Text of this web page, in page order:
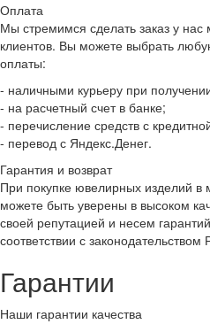
Оплата
Мы стремимся сделать заказ у
клиентов. Вы можете выбрать
оплаты:
- наличными курьеру при
- на расчетный счет в банке;
- перечисление средств с
- перевод с Яндекс.Денег.
Гарантия и возврат
При покупке ювелирных изделий в
можете быть уверены в высоком
своей репутацией и несем
соответствии с законодательством
Гарантии
Наши гарантии качества